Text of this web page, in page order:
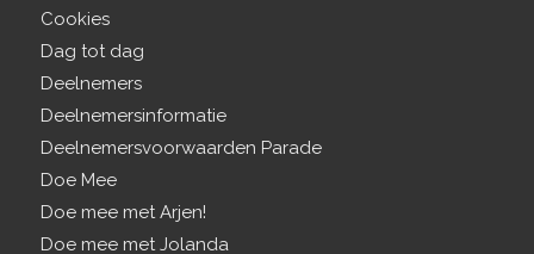
Cookies
Dag tot dag
Deelnemers
Deelnemersinformatie
Deelnemersvoorwaarden Parade
Doe Mee
Doe mee met Arjen!
Doe mee met Jolanda